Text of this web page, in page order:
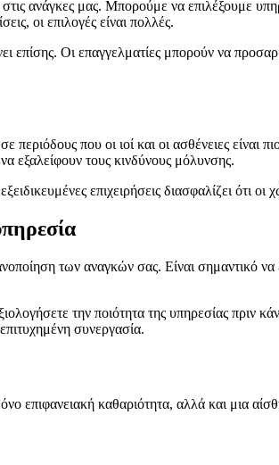
ανάγκες μας. Μπορούμε να επιλέξουμε
οι επιλογές είναι πολλές.
επίσης. Οι επαγγελματίες μπορούν να
που οι ιοί και οι ασθένειες είναι
εξαλείφουν τους κινδύνους μόλυνσης.
επιχειρήσεις διασφαλίζει ότι οι
των αναγκών σας. Είναι σημαντικό να
την ποιότητα της υπηρεσίας πριν
συνεργασία.
επιφανειακή καθαριότητα, αλλά και μια